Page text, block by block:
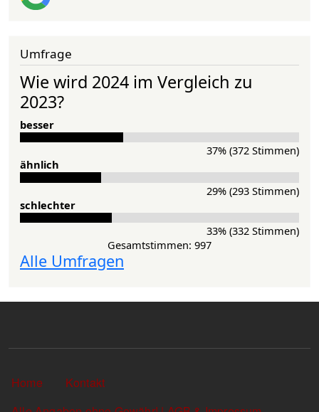
Umfrage
Wie wird 2024 im Vergleich zu
2023?
besser
37% (372 Stimmen)
ähnlich
29% (293 Stimmen)
schlechter
33% (332 Stimmen)
Gesamtstimmen: 997
Alle Umfragen
Sekundärlinks
Home
Kontakt